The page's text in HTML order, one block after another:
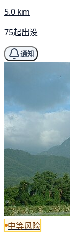
5.0 km
75起出没
通知
中等风险